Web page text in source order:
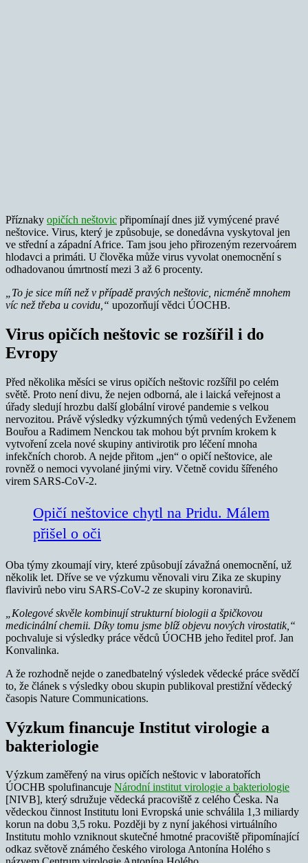
Příznaky opičích neštovic připomínají dnes již vymýcené pravé
neštovice. Virus, který je způsobuje, se donedávna vyskytoval jen
ve střední a západní Africe. Tam jsou jeho přirozeným rezervoárem
hlodavci a primáti. U člověka může virus vyvolat onemocnění s
odhadovanou úmrtností mezi 3 až 6 procenty.
„To je sice míň než v případě pravých neštovic, nicméně mnohem
víc než třeba u covidu,“ upozorňují vědci ÚOCHB.
Virus opičích neštovic se rozšířil i do
Evropy
Před několika měsíci se virus opičích neštovic rozšířil po celém
světě. Proto není divu, že nejen odborná, ale i laická veřejnost a
úřady sledují hrozbu další globální virové pandemie s velkou
nervozitou. Právě výsledky výzkumných týmů vedených Evženem
Bouřou a Radimem Nenckou tak mohou být prvním krokem k
vytvoření zcela nové skupiny antivirotik pro léčení mnoha
infekčních chorob. A nejde přitom „jen“ o opičí neštovice, ale
rovněž o nemoci vyvolané jinými viry. Včetně covidu šířeného
virem SARS-CoV-2.
Opičí neštovice chytl na Pridu. Málem
přišel o oči
Oba týmy zkoumají viry, které způsobují závažná onemocnění, už
několik let. Dříve se ve výzkumu věnovali viru Zika ze skupiny
flavivirů nebo viru SARS-CoV-2 ze skupiny koronavirů.
„Kolegové skvěle kombinují strukturní biologii a špičkovou
medicinální chemii. Díky tomu jsme blíž objevu nových virostatik,“
pochvaluje si výsledky práce vědců ÚOCHB jeho ředitel prof. Jan
Konvalinka.
A že rozhodně nejde o zanedbatelný výsledek vědecké práce svědčí
to, že článek s výsledky obou skupin publikoval prestižní vědecký
časopis Nature Communications.
Výzkum financuje Institut virologie a
bakteriologie
Výzkum zaměřený na virus opičích neštovic v laboratořích
ÚOCHB spolufinancuje Národní institut virologie a bakteriologie
[NIVB], který sdružuje vědecká pracoviště z celého Česka. Na
vědeckou činnost Institutu loni Evropská unie schválila 1,3 miliardy
korun na dobu 3,5 roku. Později by z nyní jakéhosi virtuálního
Institutu mohlo vzniknout skutečné hmotné pracoviště připomínající
odkaz světově známého českého virologa Antonína Holého s